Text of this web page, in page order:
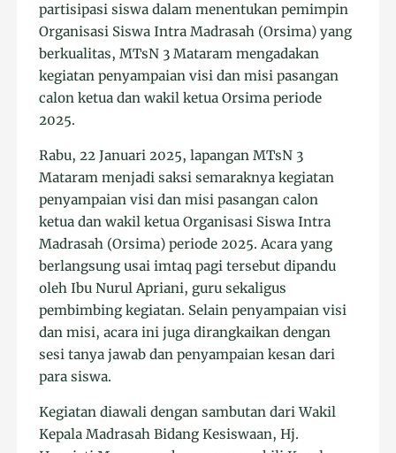
partisipasi siswa dalam menentukan pemimpin
Organisasi Siswa Intra Madrasah (Orsima) yang
berkualitas, MTsN 3 Mataram mengadakan
kegiatan penyampaian visi dan misi pasangan
calon ketua dan wakil ketua Orsima periode
2025.
Rabu, 22 Januari 2025, lapangan MTsN 3
Mataram menjadi saksi semaraknya kegiatan
penyampaian visi dan misi pasangan calon
ketua dan wakil ketua Organisasi Siswa Intra
Madrasah (Orsima) periode 2025. Acara yang
berlangsung usai imtaq pagi tersebut dipandu
oleh Ibu Nurul Apriani, guru sekaligus
pembimbing kegiatan. Selain penyampaian visi
dan misi, acara ini juga dirangkaikan dengan
sesi tanya jawab dan penyampaian kesan dari
para siswa.
Kegiatan diawali dengan sambutan dari Wakil
Kepala Madrasah Bidang Kesiswaan, Hj.